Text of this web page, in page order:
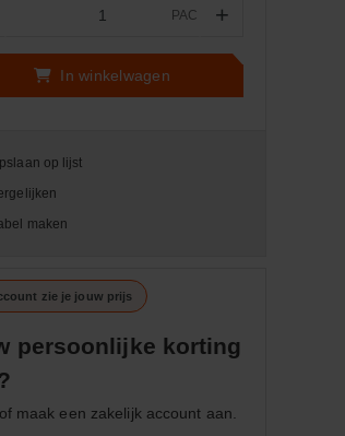
PAC +
In winkelwagen
op lijst
maken
zie je jouw prijs
persoonlijke korting
maak een zakelijk account aan.